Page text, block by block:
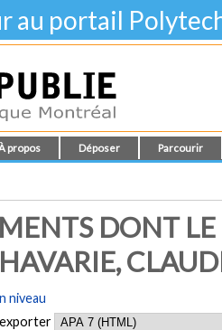
au portail
propos Déposer Parcourir
DONT
niveau